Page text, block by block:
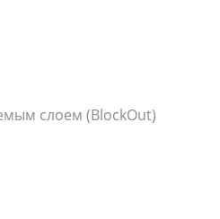
слоем (BlockOut)